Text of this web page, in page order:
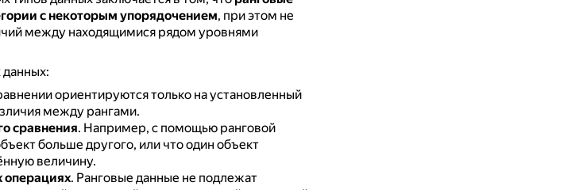
с некоторым упорядочением, при этом не
между находящимися рядом уровнями
ориентируются только на установленный
между рангами.
сравнения. Например, с помощью ранговой
больше другого, или что один объект
величину.
операциях. Ранговые данные не подлежат